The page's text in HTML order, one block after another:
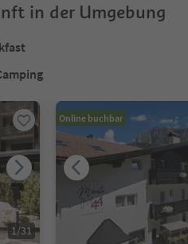
in der Umgebung
1/31
Online buchbar